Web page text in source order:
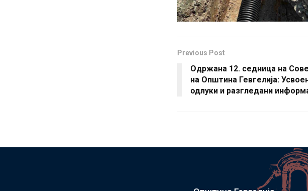
Previous Post
Одржана 12. седница на
на Општина Гевгелија:
одлуки и разгледани